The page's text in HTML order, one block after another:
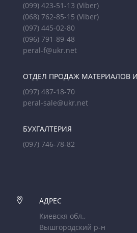
(099) 423-51-13 (Viber)
(068) 762-85-15 (Viber)
(097) 445-02-80
(096) 791-89-48
peral-f@ukr.net
ОТДЕЛ ПРОДАЖ МАТЕРИАЛОВ
(097) 487-18-70
peral-sale@ukr.net
БУХГАЛТЕРИЯ
(097) 746-78-82

АДРЕС
Киевскя обл.,
Вышгородский р-н